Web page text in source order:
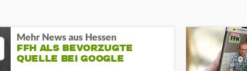
Mehr News aus Hessen
FFH ALS BEVORZUGTE
QUELLE BEI GOOGLE